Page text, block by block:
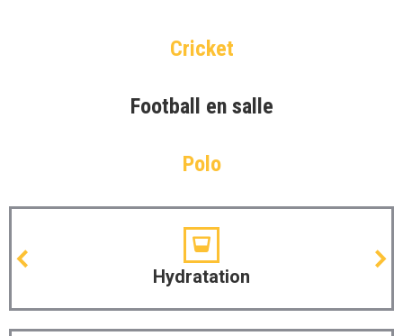
Cricket
Football en salle
Polo
Hydratation